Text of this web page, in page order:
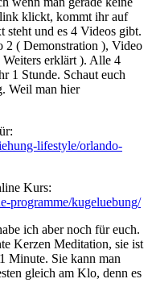
klickt, kommt ihr auf
steht und es 4 Videos gibt.
( Demonstration ), Video
erklärt ). Alle 4
1 Stunde. Schaut euch
Weil man hier
lifestyle/orlando-
Kurs:
programme/kugeluebung/
ich aber noch für euch.
Kerzen Meditation, sie ist
Minute. Sie kann man
gleich am Klo, denn es